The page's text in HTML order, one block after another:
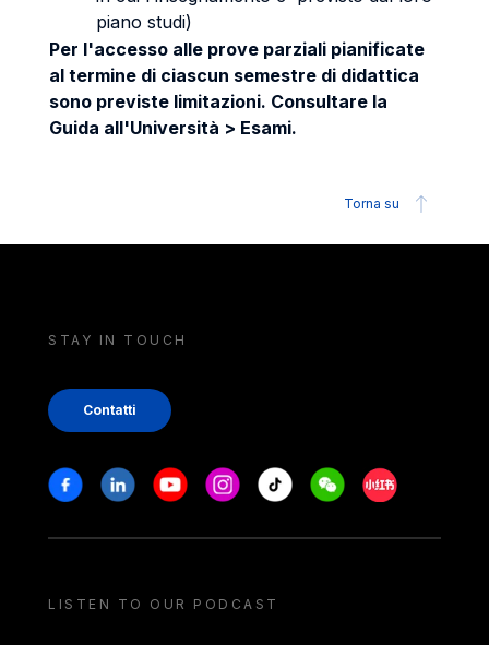
piano studi)
Per l'accesso alle prove parziali pianificate
al termine di ciascun semestre di didattica
sono previste limitazioni. Consultare la
Guida all'Università > Esami.
Torna su
STAY IN TOUCH
Contatti
Stay in touch
FacebookLinkedinYoutubeInstagram
Tiktok WeechatXiaohongshu/
LISTEN TO OUR PODCAST